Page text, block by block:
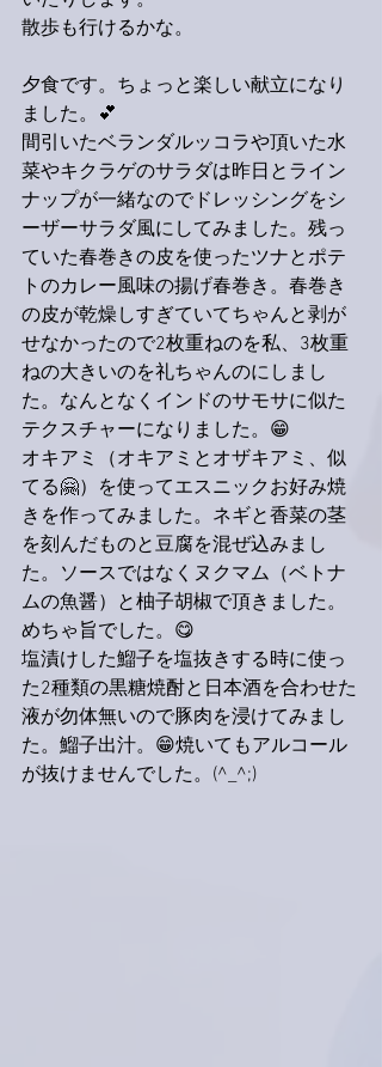
散歩も行けるかな。
夕食です。ちょっと楽しい献立になり
ました。💕
間引いたベランダルッコラや頂いた水
菜やキクラゲのサラダは昨日とライン
ナップが一緒なのでドレッシングをシ
ーザーサラダ風にしてみました。残っ
ていた春巻きの皮を使ったツナとポテ
トのカレー風味の揚げ春巻き。春巻き
の皮が乾燥しすぎていてちゃんと剥が
せなかったので2枚重ねのを私、3枚重
ねの大きいのを礼ちゃんのにしまし
た。なんとなくインドのサモサに似た
テクスチャーになりました。😁
オキアミ（オキアミとオザキアミ、似
てる🤗）を使ってエスニックお好み焼
きを作ってみました。ネギと香菜の茎
を刻んだものと豆腐を混ぜ込みまし
た。ソースではなくヌクマム（ベトナ
ムの魚醤）と柚子胡椒で頂きました。
めちゃ旨でした。😋
塩漬けした鰡子を塩抜きする時に使っ
た2種類の黒糖焼酎と日本酒を合わせた
液が勿体無いので豚肉を浸けてみまし
た。鰡子出汁。😁焼いてもアルコール
が抜けませんでした。(^_^;)